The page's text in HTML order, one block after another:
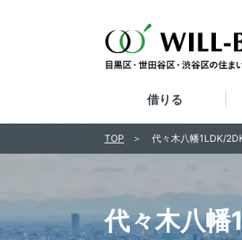
借りる
代々木八幡
TOP 代々木八幡1LDK/